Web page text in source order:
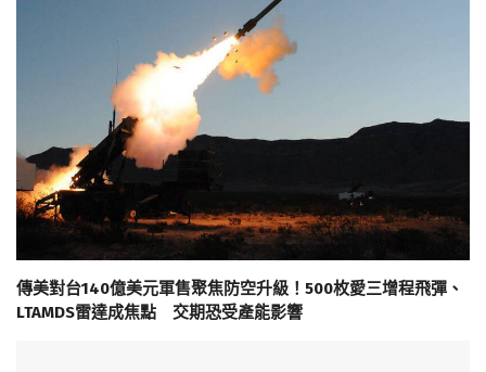
傳美對台140億美元軍售聚焦防空升級！500枚愛三增程飛彈、
LTAMDS雷達成焦點 交期恐受產能影響